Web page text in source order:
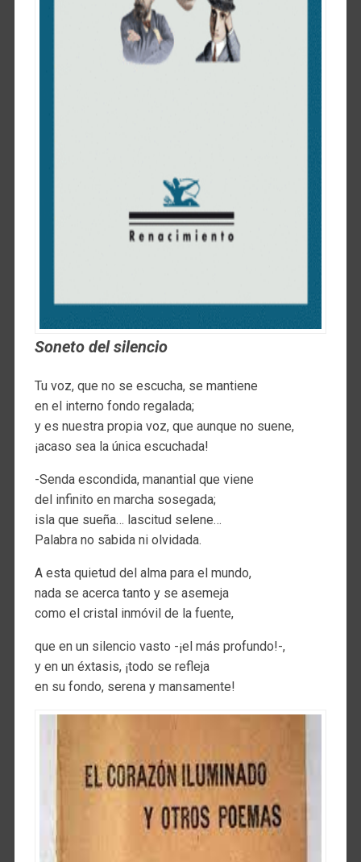
Soneto del silencio
Tu voz, que no se escucha, se mantiene
en el interno fondo regalada;
y es nuestra propia voz, que aunque no suene,
¡acaso sea la única escuchada!
-Senda escondida, manantial que viene
del infinito en marcha sosegada;
isla que sueña… lascitud selene…
Palabra no sabida ni olvidada.
A esta quietud del alma para el mundo,
nada se acerca tanto y se asemeja
como el cristal inmóvil de la fuente,
que en un silencio vasto -¡el más profundo!-,
y en un éxtasis, ¡todo se refleja
en su fondo, serena y mansamente!